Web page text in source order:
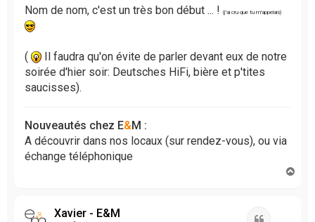
Nom de nom, c'est un très bon début ... ! (j'ai cru que tu m'appelais)
(
Il faudra qu'on évite de parler devant eux de notre
soirée d'hier soir: Deutsches HiFi, bière et p'tites
saucisses).
Nouveautés chez E&M :
A découvrir dans nos locaux (sur rendez-vous), ou via
échange téléphonique
Xavier - E&M